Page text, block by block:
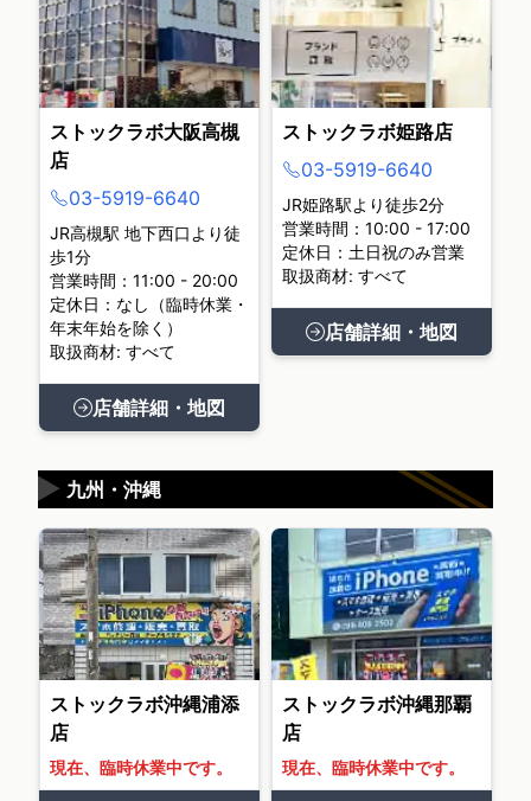
ストックラボ大阪高槻
店
03-5919-6640
JR高槻駅 地下西口より徒
歩1分
営業時間：11:00 - 20:00
定休日：なし（臨時休業・
年末年始を除く）
取扱商材: すべて
店舗詳細・地図
ストックラボ姫路店
03-5919-6640
JR姫路駅より徒歩2分
営業時間：10:00 - 17:00
定休日：土日祝のみ営業
取扱商材: すべて
店舗詳細・地図
九州・沖縄
▶
ストックラボ沖縄浦添
店
現在、臨時休業中です。
ストックラボ沖縄那覇
店
現在、臨時休業中です。